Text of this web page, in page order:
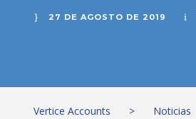
27 DE AGOSTO DE 2019
Vertice Accounts > Noticias